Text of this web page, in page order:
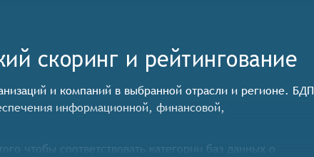
скоринг и рейтингование
и компаний в выбранной отрасли и регионе. БДП
информационной, финансовой,
чтобы соответствовать категории баз данных о